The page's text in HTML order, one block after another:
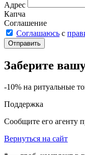
Адрес
Капча
Соглашение
Соглашаюсь с
Отправить
Заберите
-10% на ритуальные
Поддержка
Сообщите его агенту
Вернуться на сайт